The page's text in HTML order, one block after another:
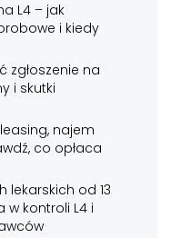
L4 – jak
i kiedy
zgłoszenie na
i skutki
najem
co opłaca
lekarskich od 13
w kontroli L4 i